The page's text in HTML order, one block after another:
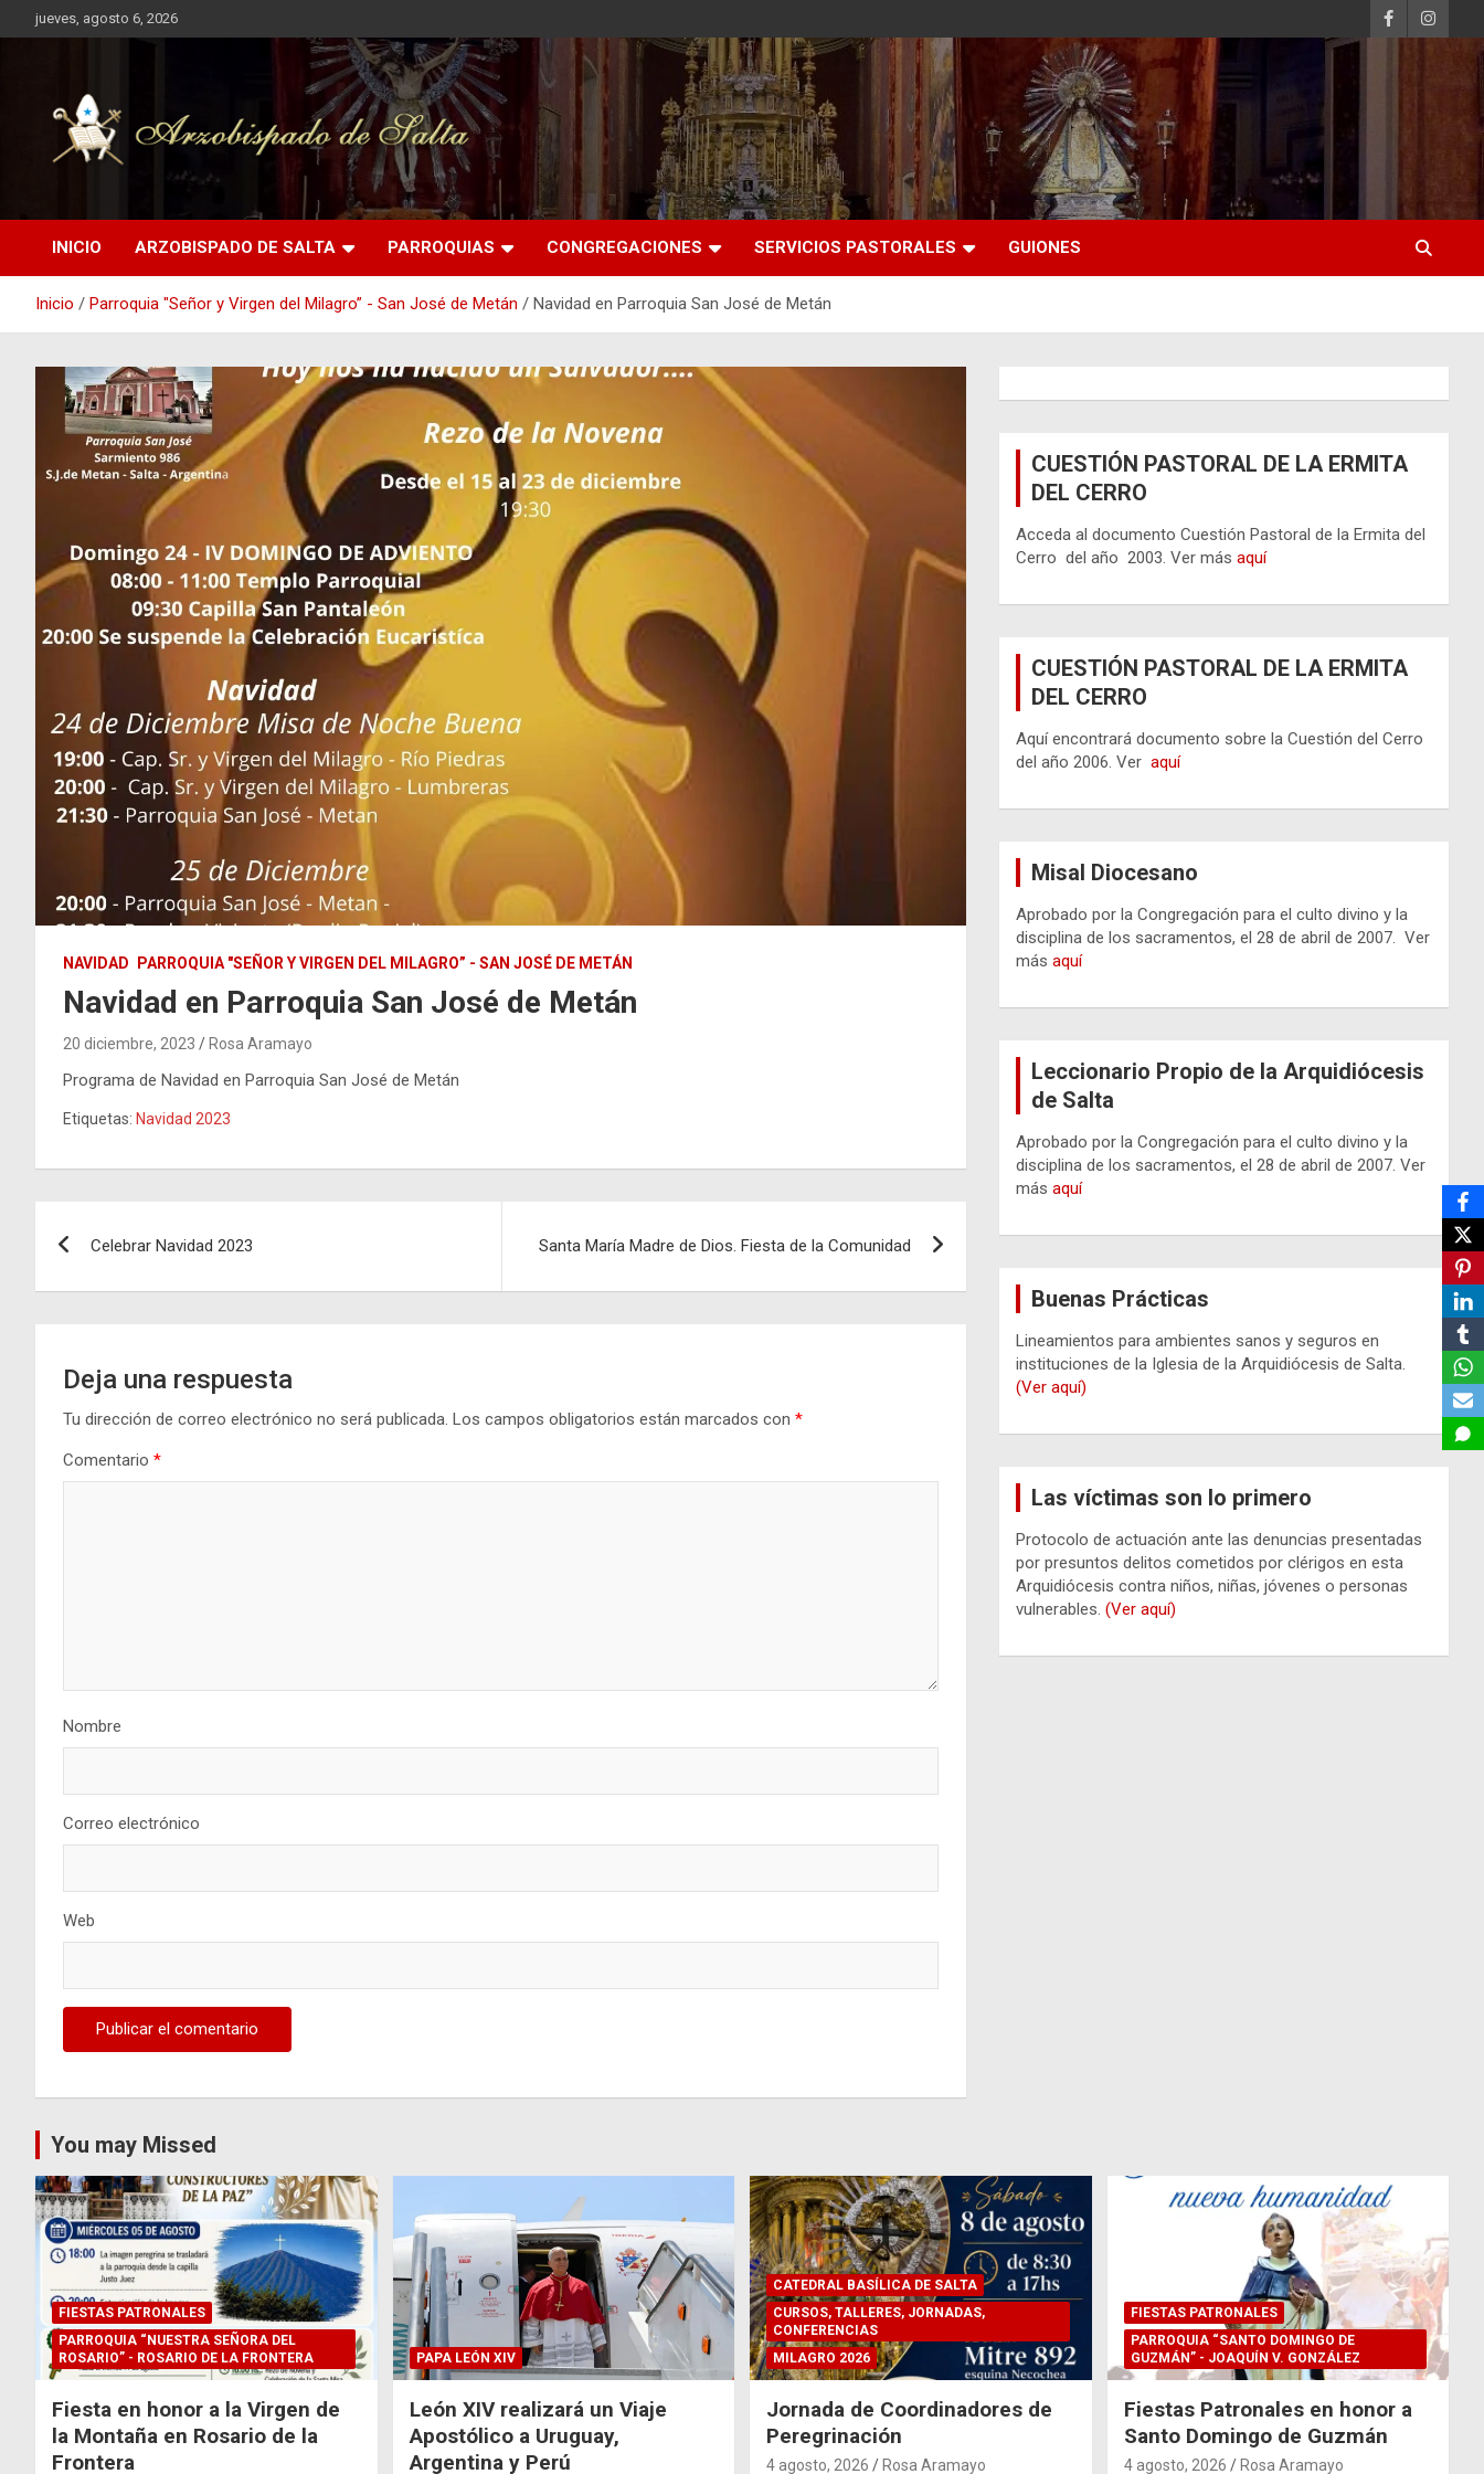
Saltar
al
jueves, agosto 6, 2026
INICIO ARZOBISPADO DE SALTA PARROQUIAS CONGREGACIONES SERVICIOS PASTORALES GUIONES
Inicio Parroquia "Señor y Virgen del Milagro” - San José de Metán Navidad en Parroquia San José de Metán
NAVIDAD PARROQUIA "SEÑOR Y VIRGEN DEL MILAGRO” - SAN JOSÉ DE METÁN
Navidad en Parroquia San José de Metán
20 diciembre, 2023 Rosa Aramayo
Programa de Navidad en Parroquia San José de Metán
Etiquetas: Navidad 2023
Celebrar Navidad 2023 Santa María Madre de Dios. Fiesta de la Comunidad
Deja una respuesta
Tu dirección de correo electrónico no será publicada. Los campos obligatorios están marcados con *
Comentario *
Nombre
Correo electrónico
Web
CUESTIÓN PASTORAL DE LA ERMITA
DEL CERRO
Acceda al documento Cuestión Pastoral de la Ermita del
Cerro del año 2003. Ver másaquí
CUESTIÓN PASTORAL DE LA ERMITA
DEL CERRO
Aquí encontrará documento sobre la Cuestión del Cerro
del año 2006. Veraquí
Misal Diocesano
Aprobado por la Congregación para el culto divino y la
disciplina de los sacramentos, el 28 de abril de 2007. Ver
másaquí
Leccionario Propio de la Arquidiócesis
de Salta
Aprobado por la Congregación para el culto divino y la
disciplina de los sacramentos, el 28 de abril de 2007. Ver
másaquí
Buenas Prácticas
Lineamientos para ambientes sanos y seguros en
instituciones de la Iglesia de la Arquidiócesis de Salta.
(Ver aquí)
Las víctimas son lo primero
Protocolo de actuación ante las denuncias presentadas
por presuntos delitos cometidos por clérigos en esta
Arquidiócesis contra niños, niñas, jóvenes o personas
vulnerables.(Ver aquí)
You may Missed
FIESTAS PATRONALES
PARROQUIA “NUESTRA SEÑORA DEL
ROSARIO” - ROSARIO DE LA FRONTERA
Fiesta en honor a la Virgen de
la Montaña en Rosario de la
Frontera
PAPA LEÓN XIV
León XIV realizará un Viaje
Apostólico a Uruguay,
Argentina y Perú
CATEDRAL BASÍLICA DE SALTA
CURSOS, TALLERES, JORNADAS,
CONFERENCIAS
MILAGRO 2026
Jornada de Coordinadores de
Peregrinación
4 agosto, 2026 Rosa Aramayo
FIESTAS PATRONALES
PARROQUIA “SANTO DOMINGO DE
GUZMÁN” - JOAQUÍN V. GONZÁLEZ
Fiestas Patronales en honor a
Santo Domingo de Guzmán
4 agosto, 2026 Rosa Aramayo